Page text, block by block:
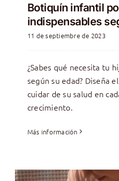
Botiquín infantil
indispensables
11 de septiembre de 2023
¿Sabes qué necesita tu
según su edad? Diseña
cuidar de su salud en
crecimiento.
Más información